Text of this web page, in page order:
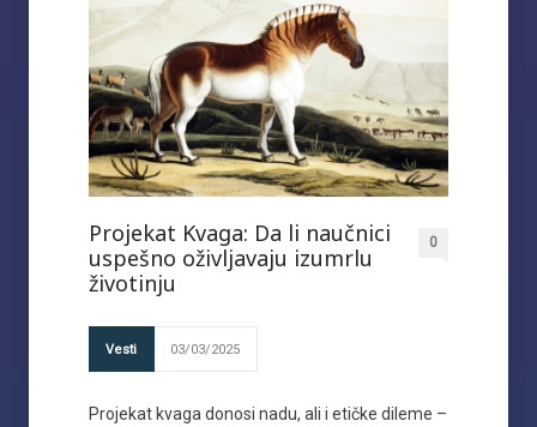
Projekat Kvaga: Da li naučnici
uspešno oživljavaju izumrlu
životinju
0
Vesti 03/03/2025
Projekat kvaga donosi nadu, ali i etičke dileme –